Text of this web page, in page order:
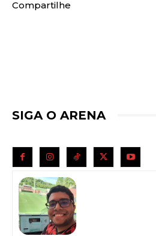
Compartilhe
SIGA O ARENA